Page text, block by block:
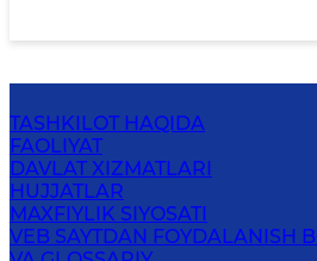
TASHKILOT HAQIDA
FAOLIYAT
DAVLAT XIZMATLARI
HUJJATLAR
MAXFIYLIK SIYOSATI
VEB SAYTDAN FOYDALANISH